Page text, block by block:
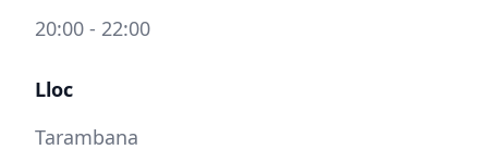
20:00 - 22:00
Lloc
Tarambana